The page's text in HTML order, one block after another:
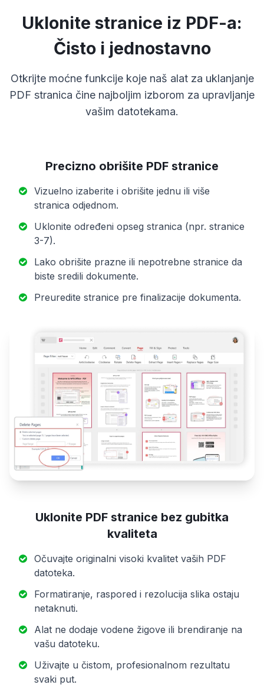
Uklonite stranice iz PDF-a:
Čisto i jednostavno
Otkrijte moćne funkcije koje naš alat za uklanjanje
PDF stranica čine najboljim izborom za upravljanje
vašim datotekama.
Precizno obrišite PDF stranice
Vizuelno izaberite i obrišite jednu ili više
stranica odjednom.
Uklonite određeni opseg stranica (npr. stranice
3-7).
Lako obrišite prazne ili nepotrebne stranice da
biste sredili dokumente.
Preuredite stranice pre finalizacije dokumenta.
Uklonite PDF stranice bez gubitka
kvaliteta
Očuvajte originalni visoki kvalitet vaših PDF
datoteka.
Formatiranje, raspored i rezolucija slika ostaju
netaknuti.
Alat ne dodaje vodene žigove ili brendiranje na
vašu datoteku.
Uživajte u čistom, profesionalnom rezultatu
svaki put.